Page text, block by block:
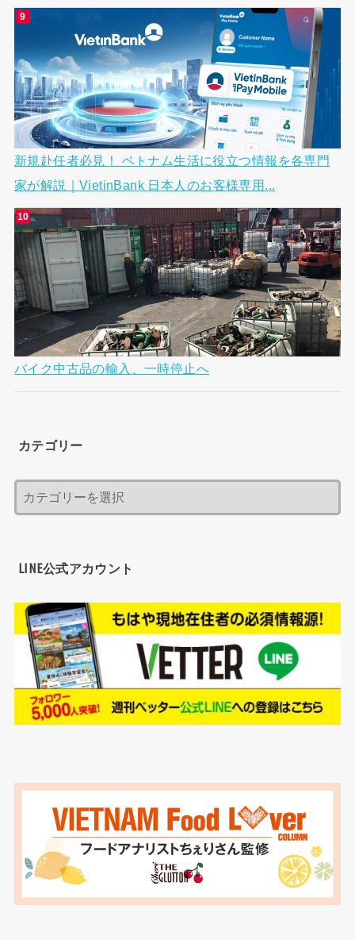
新規赴任者必見！ ベトナム生活に役立つ情報を各専門
家が解説｜VietinBank 日本人のお客様専用...
バイク中古品の輸入、一時停止へ
カテゴリー
LINE公式アカウント